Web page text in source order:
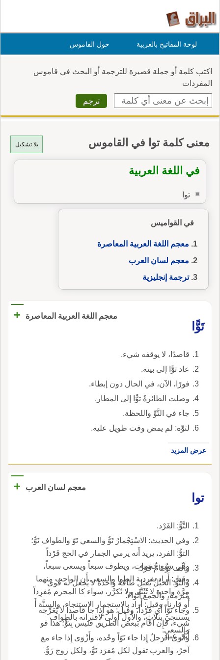
لوحة المفاتيح بالعربية حول القاموس
اكتب كلمة أو جملة قصيرة للترجمة أو البحث في قاموس
المفردات
بلا تشكيل معنى كلمة توا في القاموس
في اللغة العربية
توا
في القواميس
معجم اللغة العربية المعاصرة
معجم لسان العرب
ترجمة إنجليزية
معجم اللغة العربية المعاصرة
+
تَوًّا
قاصدًا، لا يوقفه شيء.
عاد توًّا إلى بيته.
فورًا، الآن، في الحال دون إبطاء.
وصلت الطائرةُ توًّا إلى المطار.
جاء في التَّوِّ واللحظة.
لتوِّه: لم يمض وقت طويل عليه.
عرض المزيد
معجم لسان العرب
+
توا
التَّوُّ: الفَرْد.
وفي الحديث: الاسْتِجْمارُ تَوٌّ والسعي تَوّ والطواف تَوٌّ؛
التوُّ: الفرد، يريد أَنه يرمي الجمار في الحج فَرْداً
وهي سبع حصيات، ويطوف سبعاً ويسعى سبعاً،
وقيل: أَراد بفردية الطوا والسعي أَن الواجب منهما
مرَّة واحدة لا تُثَنَّى ولا تُكرَّر، سواء كا المحرم مُفرِداً
أَو قارناً، وقيل: أَراد بالاستجمار الاستنجاء، والسنَّة أَ
يستنجيَ بثلاثٍ، والأَول أَولى لاقترانه بالطواف
والسعي.
وأَلْف تَوٌّ تامٌّ فَرْدٌ.
والتَّوُّ: الحَبْلُ يُفتل طاقة واحدة لا يُجعل له قُوى
مُبْرَمة، والجمع أَتْواء.
وجاء تَوّاً أَي فَرْداً، وقيل: هو إِذا جا قاصداً لا يُعَرِّجه
شيء، فإِن أَقام ببعض الطريق فليس بِتَوٍّ؛ هذا قو
أَبي عبيد.
وأَتْوَى الرجلُ إِذا جاء تَوّاً وحْده، وأَزْوَى إِذا جاء مع
آخرُ، والعرب تقول لكل مُفرَد تَوٌّ، ولكل زوج زَوٌّ.